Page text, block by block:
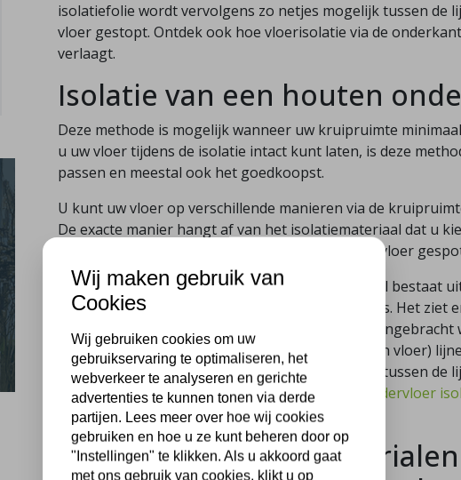
isolatiefolie wordt vervolgens zo netjes mogelijk tussen de
vloer gestopt. Ontdek ook hoe vloerisolatie via de
verlaagt.
Isolatie van een houten
Deze methode is mogelijk wanneer uw kruipruimte
u uw vloer tijdens de isolatie intact kunt laten, is deze
passen en meestal ook het goedkoopst.
U kunt uw vloer op verschillende manieren via de
De exacte manier hangt af van het isolatiemateriaal dat u
spuitpistool tegen de onderkant van uw houten vloer
Kiest u voor PIF-isolatiefolie? Dit isolatiemateriaal bestaat
aluminiumfolie met daar tussenin luchtkussentjes. Het ziet
isolatiedeken. Dit materiaal kan alleen worden
kruipruimte (dus vlak onder de te isoleren houten vloer)
isolatiefolie wordt vervolgens zo netjes mogelijk tussen de
vloer gestopt. Ontdek demogelijkheden voor ondervloer
verduurzamen.
Duurzame
Wij maken gebruik van
Cookies
Wij gebruiken cookies om uw
gebruikservaring te optimaliseren, het
webverkeer te analyseren en gerichte
advertenties te kunnen tonen via derde
partijen. Lees meer over hoe wij cookies
gebruiken en hoe u ze kunt beheren door op
"Instellingen" te klikken. Als u akkoord gaat
met ons gebruik van cookies, klikt u op